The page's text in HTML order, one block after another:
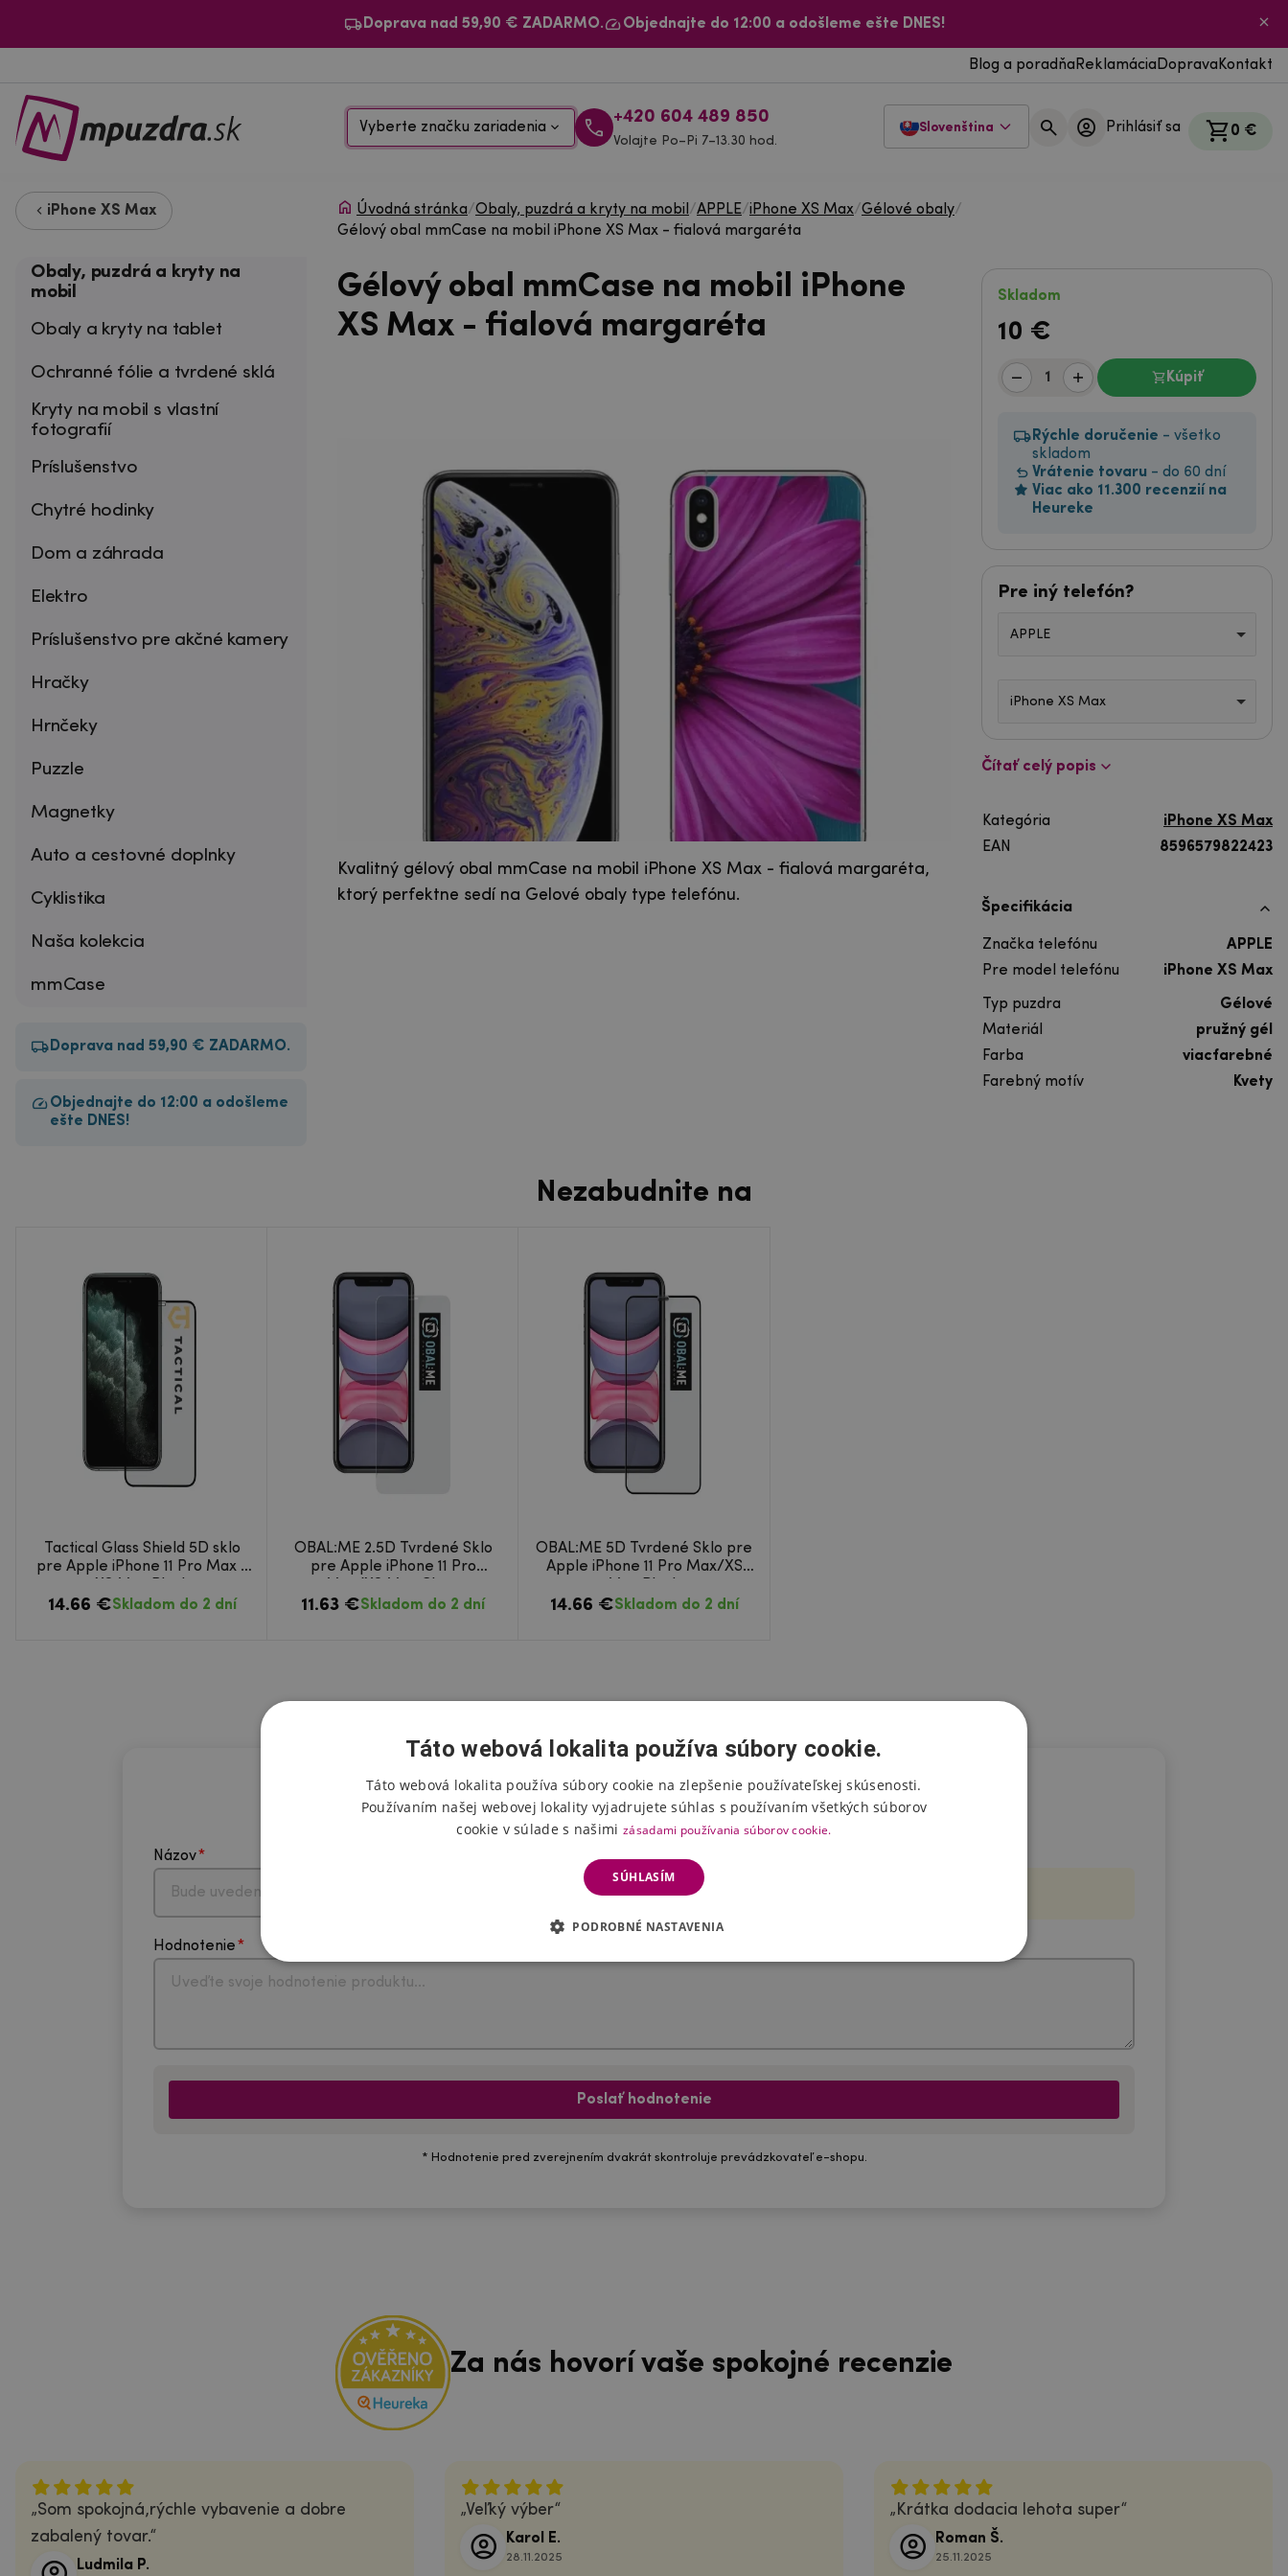
Doprava nad 59,90 € ZADARMO. Objednajte do 12:00 a odošleme ešte DNES!
Blog a poradňa Reklamácia Doprava Kontakt
Vyberte značku zariadenia
+420 604 489 850
Volajte Po–Pi 7–13.30 hod.
Slovenština Prihlásiť sa 0 €
iPhone XS Max
Obaly, puzdrá a kryty na
mobil
Obaly a kryty na tablet
Ochranné fólie a tvrdené sklá
Kryty na mobil s vlastní
fotografií
Príslušenstvo
Chytré hodinky
Dom a záhrada
Elektro
Príslušenstvo pre akčné kamery
Hračky
Hrnčeky
Puzzle
Magnetky
Auto a cestovné doplnky
Cyklistika
Naša kolekcia
mmCase
Doprava nad 59,90 € ZADARMO.
Objednajte do 12:00 a odošleme
ešte DNES!
Úvodná stránka/Obaly, puzdrá a kryty na mobil /APPLE/iPhone XS Max/Gélové obaly/
Gélový obal mmCase na mobil iPhone XS Max - fialová margaréta
Gélový obal mmCase na mobil iPhone
XS Max - fialová margaréta
Kvalitný gélový obal mmCase na mobil iPhone XS Max - fialová margaréta,
ktorý perfektne sedí na Gelové obaly type telefónu.
Skladom
10 €
Kúpiť
Rýchle doručenie - všetko
skladom
Vrátenie tovaru - do 60 dní
Viac ako 11.300 recenzií na
Heureke
Pre iný telefón?
APPLE
iPhone XS Max
Čítať celý popis
Kategória
iPhone XS Max
EAN
8596579822423
Špecifikácia
Značka telefónu
APPLE
Pre model telefónu
iPhone XS Max
Typ puzdra
Gélové
Materiál
pružný gél
Farba
viacfarebné
Farebný motív
Kvety
Nezabudnite na
Tactical Glass Shield 5D sklo
pre Apple iPhone 11 Pro Max /
14.66 €Skladom do 2 dní
OBAL:ME 2.5D Tvrdené Sklo
pre Apple iPhone 11 Pro
11.63 €Skladom do 2 dní
OBAL:ME 5D Tvrdené Sklo pre
Apple iPhone 11 Pro Max/XS
14.66 €Skladom do 2 dní
Hodnotenie produktu
Názov Vyberte počet hviezdičiek
Hodnotenie
Poslať hodnotenie
* Hodnotenie pred zverejnením dvakrát skontroluje prevádzkovateľ e-shopu.
Za nás hovorí vaše spokojné recenzie
Som spokojná,rýchle vybavenie a dobre
zabalený tovar.
Ludmila P.
Veľký výber
Karol E.
28.11.2025
Krátka dodacia lehota super
Roman Š.
25.11.2025
Táto webová lokalita používa súbory cookie.
Táto webová lokalita používa súbory cookie na zlepšenie používateľskej skúsenosti.
Používaním našej webovej lokality vyjadrujete súhlas s používaním všetkých súborov
cookie v súlade s našimi zásadami používania súborov cookie.
SÚHLASÍM
PODROBNÉ NASTAVENIA